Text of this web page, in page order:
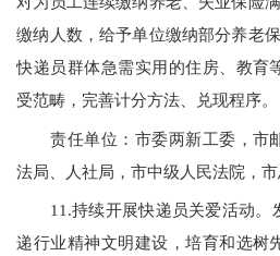
缴纳人数，给予单位缴纳部分养老
快递员群体急需实用的住房、教育
受范畴，完善计分方法、兑现程序。
责任单位：市委两新工委，市
法局、人社局，市中级人民法院，
11.持续开展快递员关爱活动。
递行业精神文明建设，培育和选树